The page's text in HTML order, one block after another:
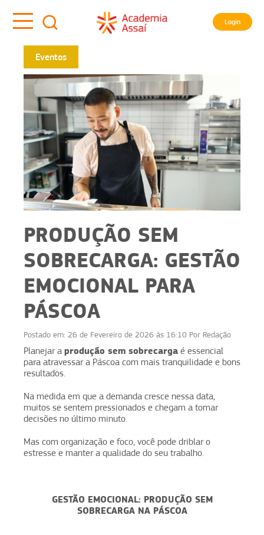
Login
Eventos
PRODUÇÃO SEM
SOBRECARGA: GESTÃO
EMOCIONAL PARA
PÁSCOA
Postado em: 26 de Fevereiro de 2026 às 16:10 Por Redação
Planejar a produção sem sobrecarga é essencial
para atravessar a Páscoa com mais tranquilidade e bons
resultados.
Na medida em que a demanda cresce nessa data,
muitos se sentem pressionados e chegam a tomar
decisões no último minuto.
Mas com organização e foco, você pode driblar o
estresse e manter a qualidade do seu trabalho.
GESTÃO EMOCIONAL: PRODUÇÃO SEM
SOBRECARGA NA PÁSCOA